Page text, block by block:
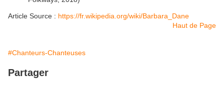
Article Source : https://fr.wikipedia.org/wiki/Barbara_Dane
Haut de Page
#Chanteurs-Chanteuses
Partager